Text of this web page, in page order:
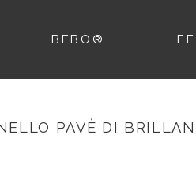
BEBO®
PAVÈ DI